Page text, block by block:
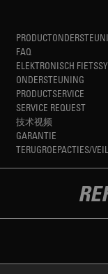
FAQ
ELEKTRONISCH
ONDERSTEUNING
PRODUCTSERVICE
SERVICE REQUEST
技术视频
GARANTIE
TERUGROEPACTIES/